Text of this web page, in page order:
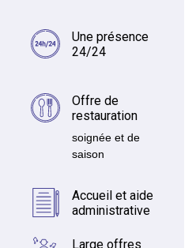
Une présence
24/24
Offre de
restauration
soignée et de
saison
Accueil et aide
administrative
Large offres